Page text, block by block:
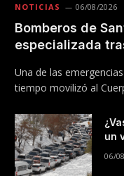
NOTICIAS 06/08/2026
Bomberos de
especializada
Una de las
tiempo movilizó al
un
06/